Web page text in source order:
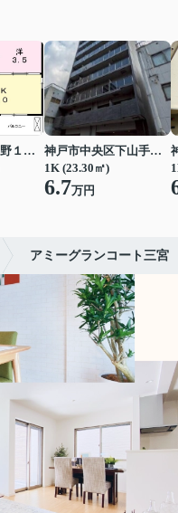
西宮市山口町中野１丁目
神戸市中央区下山手通７丁目
1K (23.30㎡)
6.7万円
アミーグランコート三宮